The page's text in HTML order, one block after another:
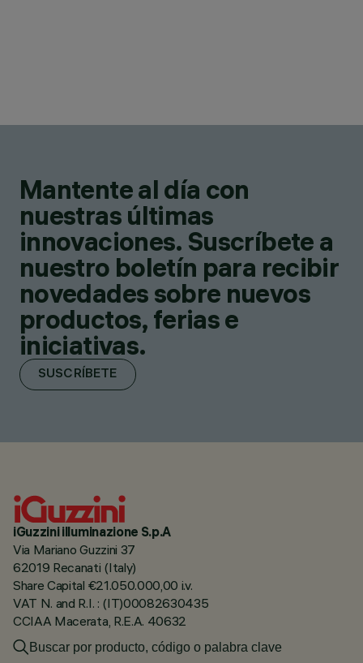
Mantente al día con
nuestras últimas
innovaciones. Suscríbete a
nuestro boletín para recibir
novedades sobre nuevos
productos, ferias e
iniciativas.
SUSCRÍBETE
iGuzzini illuminazione S.p.A
Via Mariano Guzzini 37
62019 Recanati (Italy)
Share Capital €21.050.000,00 i.v.
VAT N. and R.I. : (IT)00082630435
CCIAA Macerata, R.E.A. 40632